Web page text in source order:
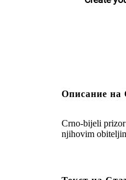
Описание на
Crno-bijeli
njihovim